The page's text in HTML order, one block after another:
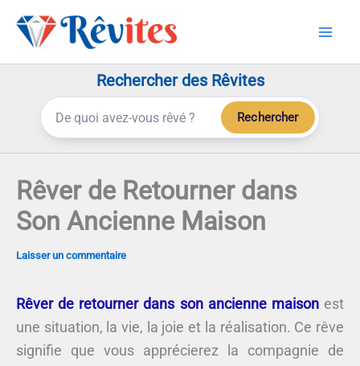
Rechercher des Rêvites
Rechercher
Rêver de Retourner dans
Son Ancienne Maison
Laisser un commentaire
Rêver de retourner dans son ancienne maisonest
une situation, la vie, la joie et la réalisation. Ce rêve
signifie que vous apprécierez la compagnie de